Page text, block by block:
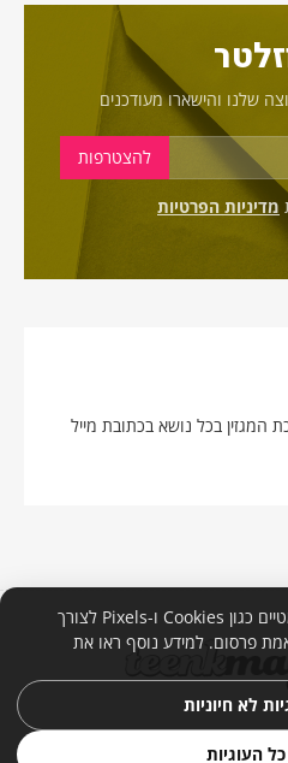
שלנו והישארו מעודכנים
מדיניות הפרטיות
המגזין בכל נושא בכתובת מייל
אנו עושים שימוש בכלי ניטור אוטומטיים כגון Cookies ו-Pixels לצורך
פרסום. למידע נוסף ראו את
לא חיוניות
העוגיות